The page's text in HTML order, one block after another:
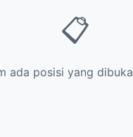
📋
ada posisi yang